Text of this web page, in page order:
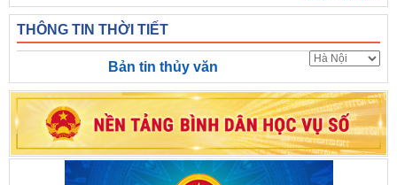
THÔNG TIN THỜI TIẾT
Bản tin thủy văn